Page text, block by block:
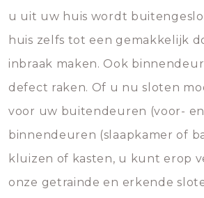
u uit uw huis wordt
huis zelfs tot een gemakkelijk
inbraak maken. Ook
defect raken. Of u nu sloten
voor uw buitendeuren (voor-
binnendeuren (slaapkamer of
kluizen of kasten, u kunt erop
onze getrainde en erkende